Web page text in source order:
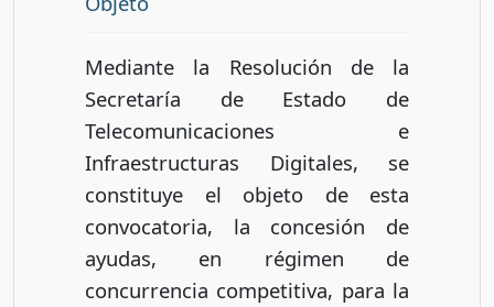
Mediante la Resolución de la
Secretaría de Estado de
Telecomunicaciones e
Infraestructuras Digitales, se
constituye el objeto de esta
convocatoria, la concesión de
ayudas, en régimen de
concurrencia competitiva, para la